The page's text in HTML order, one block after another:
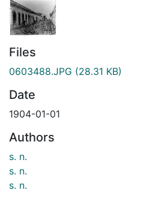
Files
0603488.JPG (28.31 KB)
Date
1904-01-01
Authors
s. n.
s. n.
s. n.